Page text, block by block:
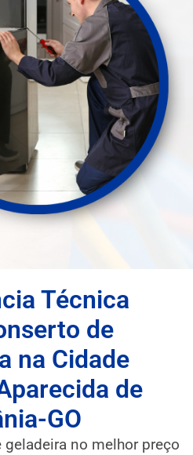
Técnica
de
na Cidade
de
GO
no melhor preço